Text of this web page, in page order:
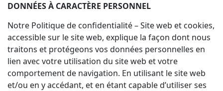
DONNÉES À CARACTÈRE PERSONNEL
Notre Politique de confidentialité – Site web et cookies,
accessible sur le site web, explique la façon dont nous
traitons et protégeons vos données personnelles en
lien avec votre utilisation du site web et votre
comportement de navigation. En utilisant le site web
et/ou en y accédant, et en étant capable d’utiliser ses